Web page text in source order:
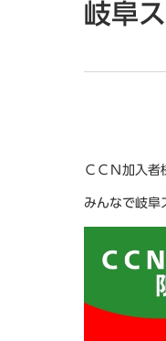
岐阜
ＣＣＮ加入者
みんなで岐阜